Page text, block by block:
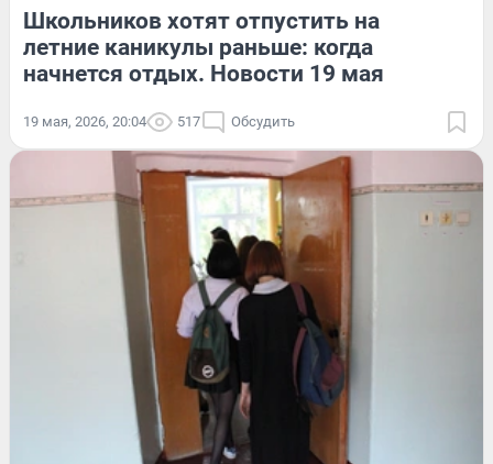
Школьников хотят отпустить на
летние каникулы раньше: когда
начнется отдых. Новости 19 мая
19 мая, 2026, 20:04 517 Обсудить